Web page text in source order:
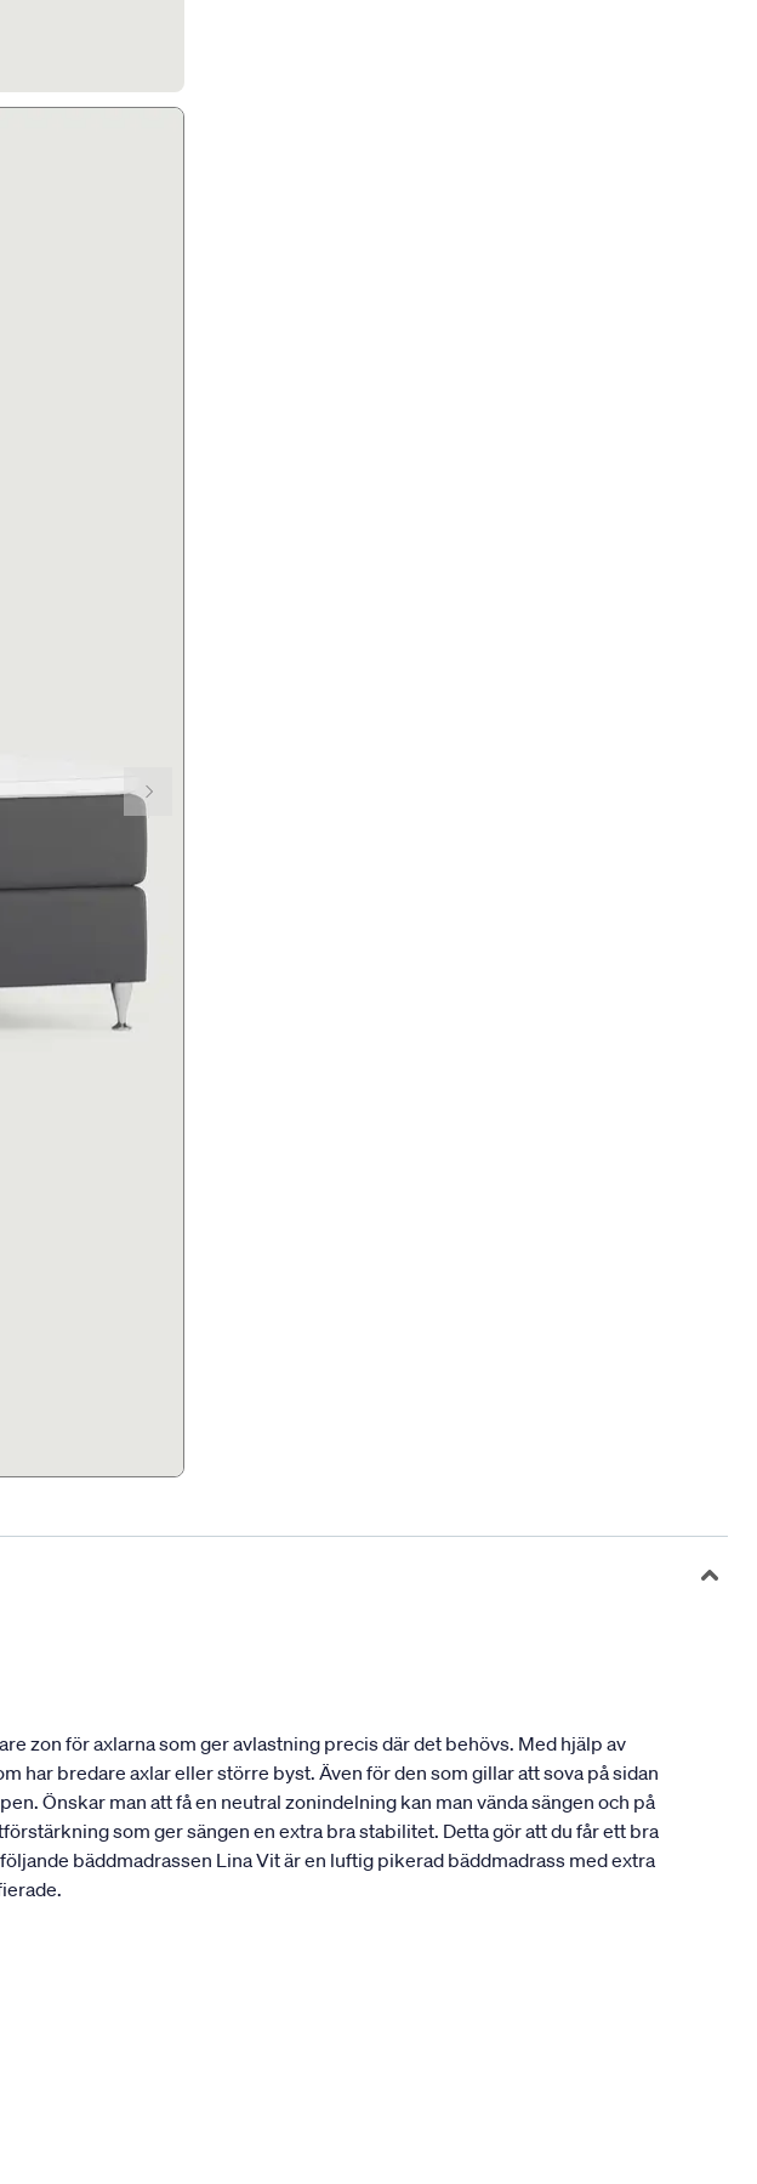
zon för axlarna som ger avlastning precis där det behövs. Med hjälp av
har bredare axlar eller större byst. Även för den som gillar att sova på sidan
Önskar man att få en neutral zonindelning kan man vända sängen och på
som ger sängen en extra bra stabilitet. Detta gör att du får ett bra
bäddmadrassen Lina Vit är en luftig pikerad bäddmadrass med extra